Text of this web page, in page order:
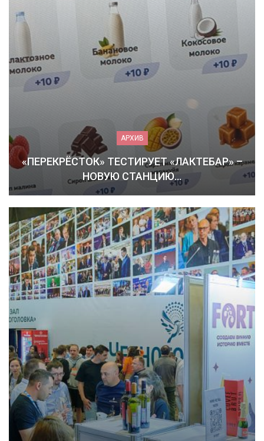
АРХИВ
«ПЕРЕКРЁСТОК» ТЕСТИРУЕТ «ЛАКТЕБАР» –
НОВУЮ СТАНЦИЮ…